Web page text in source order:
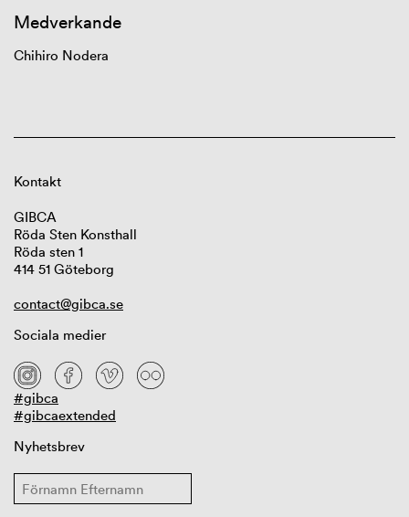
Medverkande
Chihiro Nodera
Kontakt
GIBCA
Röda Sten Konsthall
Röda sten 1
414 51 Göteborg
contact@gibca.se
Sociala medier
#gibca
#gibcaextended
Nyhetsbrev